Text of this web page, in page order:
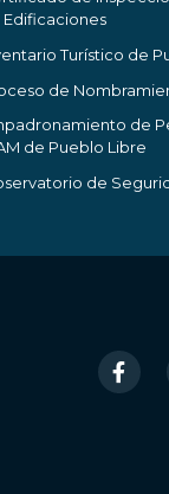
Edificaciones
Turístico de
de
de
de Pueblo Libre
de